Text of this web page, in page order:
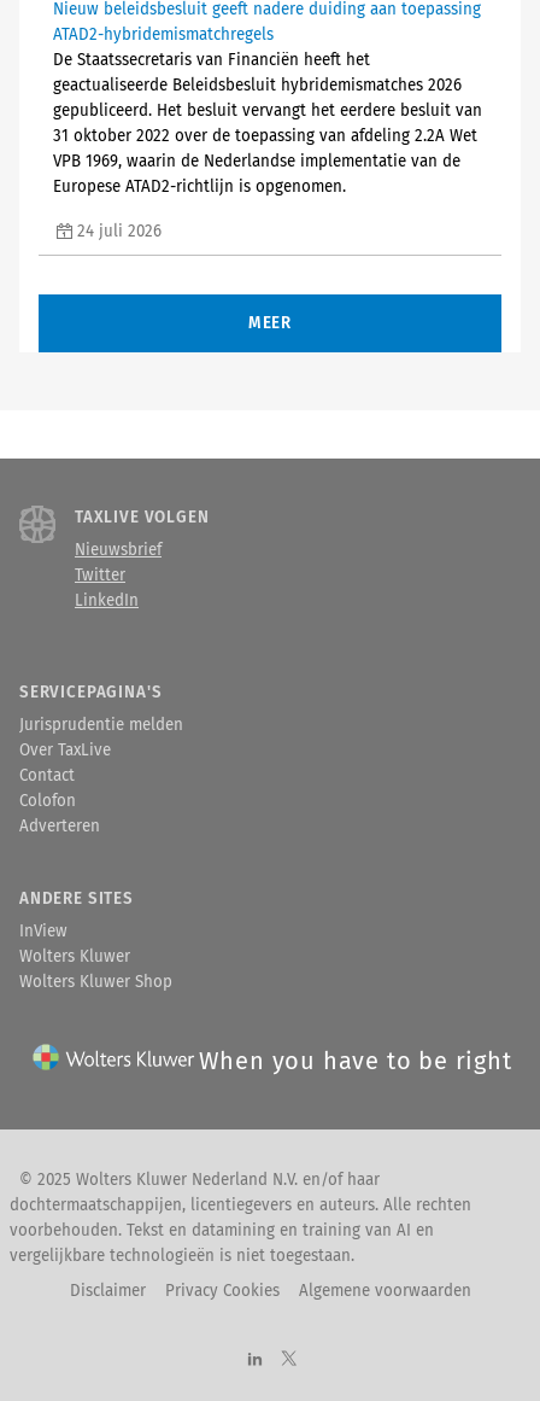
Nieuw beleidsbesluit geeft nadere duiding aan toepassing
ATAD2-hybridemismatchregels
De Staatssecretaris van Financiën heeft het
geactualiseerde Beleidsbesluit hybridemismatches 2026
gepubliceerd. Het besluit vervangt het eerdere besluit van
31 oktober 2022 over de toepassing van afdeling 2.2A Wet
VPB 1969, waarin de Nederlandse implementatie van de
Europese ATAD2-richtlijn is opgenomen.
24 juli 2026
MEER
TAXLIVE VOLGEN
Nieuwsbrief
Twitter
LinkedIn
SERVICEPAGINA'S
Jurisprudentie melden
Over TaxLive
Contact
Colofon
Adverteren
ANDERE SITES
InView
Wolters Kluwer
Wolters Kluwer Shop
When you have to be right
© 2025 Wolters Kluwer Nederland N.V. en/of haar
dochtermaatschappijen, licentiegevers en auteurs. Alle rechten
voorbehouden. Tekst en datamining en training van AI en
vergelijkbare technologieën is niet toegestaan.
Disclaimer
Privacy Cookies Algemene voorwaarden